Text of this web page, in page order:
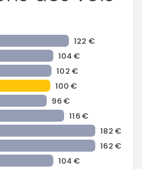
122 €
104 €
102 €
100 €
96 €
116 €
182 €
162 €
104 €